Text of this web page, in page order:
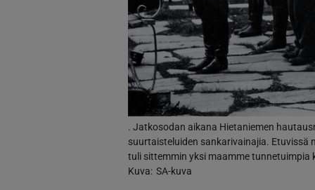
. Jatkosodan aikana Hietaniemen
suurtaisteluiden sankarivainajia. Etuvissä
tuli sittemmin yksi maamme tunnetuimpia
Kuva SA-kuva